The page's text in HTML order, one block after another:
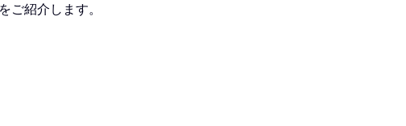
紹介します。